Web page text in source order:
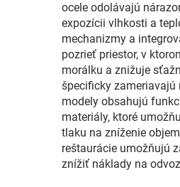
ocele odolávajú
expozícii vlhkosti a
mechanizmy a
pozrieť priestor, v
morálku a znižuje
špecificky zameriavajú
modely obsahujú
materiály, ktoré
tlaku na zníženie
reštaurácie umožňujú
znížiť náklady na